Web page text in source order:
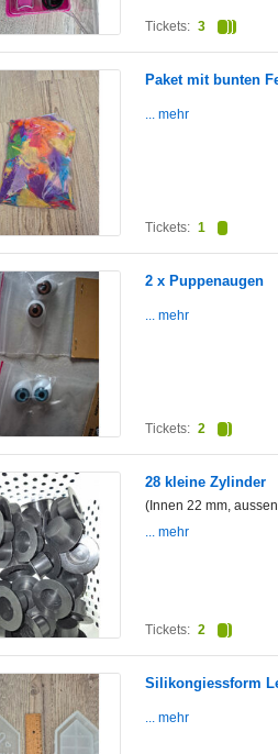
Tickets: 3
Paket mit bunten
... mehr
Tickets: 1
2 x Puppenaugen
... mehr
Tickets: 2
28 kleine Zylinder
(Innen 22 mm,
... mehr
Tickets: 2
Silikongiessform
... mehr